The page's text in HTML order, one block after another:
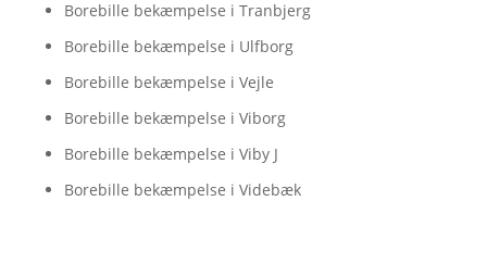
Borebille bekæmpelse i Tranbjerg
Borebille bekæmpelse i Ulfborg
Borebille bekæmpelse i Vejle
Borebille bekæmpelse i Viborg
Borebille bekæmpelse i Viby J
Borebille bekæmpelse i Videbæk